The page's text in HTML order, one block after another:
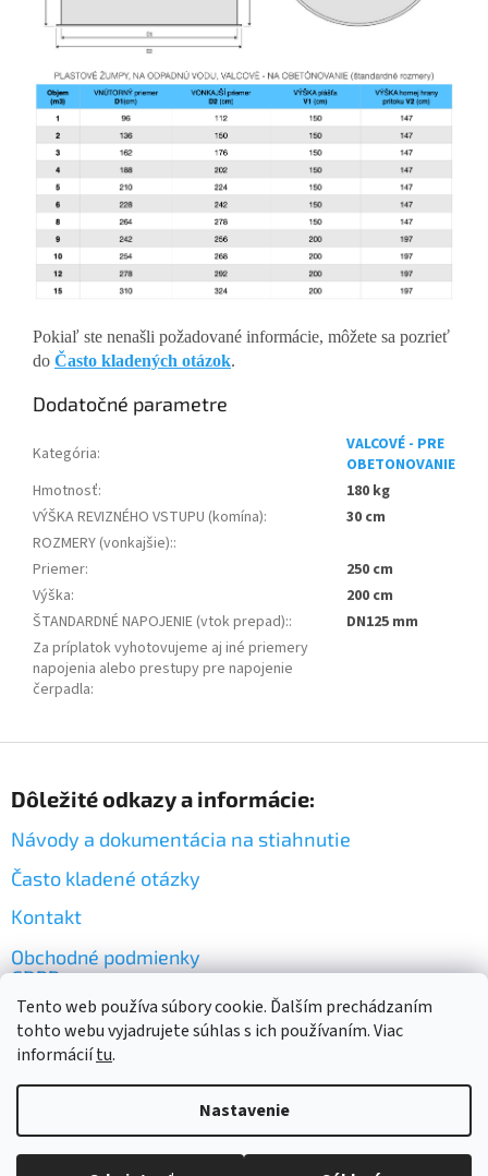
Tento web používa súbory cookie. Ďalším prechádzaním
tohto webu vyjadrujete súhlas s ich používaním. Viac
informáciítu.
Nastavenie
Pokiaľ ste nenašli požadované informácie, môžete sa pozrieť
do Často kladených otázok.
Dodatočné parametre
Kategória:
VALCOVÉ - PRE
OBETONOVANIE
Hmotnosť:
180 kg
VÝŠKA REVIZNÉHO VSTUPU (komína):
30 cm
ROZMERY (vonkajšie)::
Priemer:
250 cm
Výška:
200 cm
ŠTANDARDNÉ NAPOJENIE (vtok prepad)::
DN125 mm
Za príplatok vyhotovujeme aj iné priemery
napojenia alebo prestupy pre napojenie
čerpadla:
Dôležité odkazy a informácie:
Návody a dokumentácia na stiahnutie
Často kladené otázky
Kontakt
Obchodné podmienky
GDPR
Vytvoril Shoptet